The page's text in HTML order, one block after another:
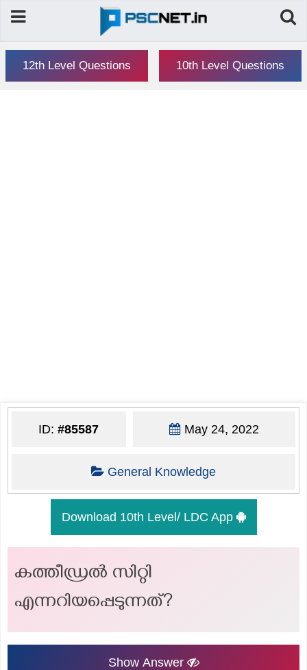
12th Level Questions 10th Level Questions
ID:#85587 May 24, 2022
General Knowledge
Download 10th Level/ LDC App
കത്തീഡ്രൽ സിറ്റി
എന്നറിയപ്പെടുന്നത്?
Show Answer